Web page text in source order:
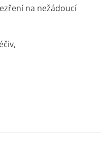
na nežádoucí